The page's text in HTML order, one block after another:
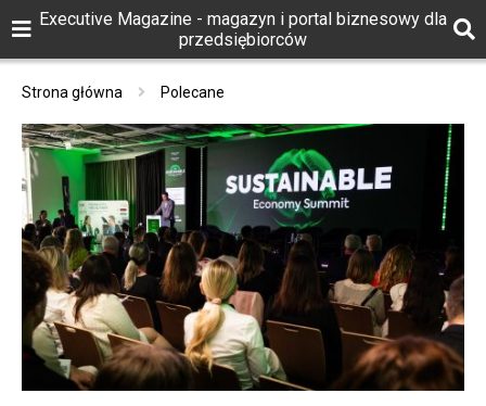
Executive Magazine - magazyn i portal biznesowy dla
przedsiębiorców
Strona główna Polecane